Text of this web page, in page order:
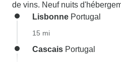
de vins. Neuf nuits
Lisbonne Portugal
15 mi
Cascais Portugal